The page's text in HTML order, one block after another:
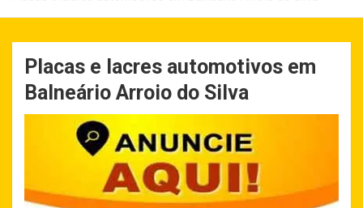
Placas e lacres automotivos em
Balneário Arroio do Silva